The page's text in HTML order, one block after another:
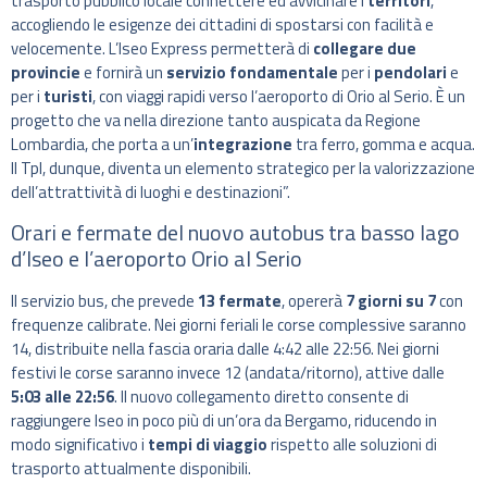
accogliendo le esigenze dei cittadini di spostarsi con facilità e
velocemente. L’Iseo Express permetterà di collegare due
provinciee fornirà un servizio fondamentaleper i pendolarie
per i turisti, con viaggi rapidi verso l’aeroporto di Orio al Serio. È un
progetto che va nella direzione tanto auspicata da Regione
Lombardia, che porta a un’integrazione tra ferro, gomma e acqua.
Il Tpl, dunque, diventa un elemento strategico per la valorizzazione
dell’attrattività di luoghi e destinazioni”.
Orari e fermate del nuovo autobus tra basso lago
d’Iseo e l’aeroporto Orio al Serio
Il servizio bus, che prevede 13 fermate, opererà7 giorni su 7con
frequenze calibrate. Nei giorni feriali le corse complessive saranno
14, distribuite nella fascia oraria dalle 4:42 alle 22:56. Nei giorni
festivi le corse saranno invece 12 (andata/ritorno), attive dalle
5:03 alle 22:56. Il nuovo collegamento diretto consente di
raggiungere Iseo in poco più di un’ora da Bergamo, riducendo in
modo significativo i tempi di viaggiorispetto alle soluzioni di
trasporto attualmente disponibili.